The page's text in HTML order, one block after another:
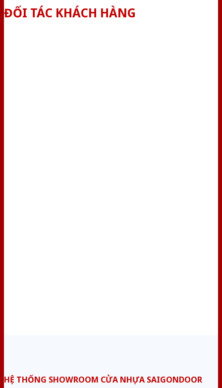
ĐỐI TÁC KHÁCH HÀNG
HỆ THỐNG SHOWROOM CỬA NHỰA SAIGONDOOR